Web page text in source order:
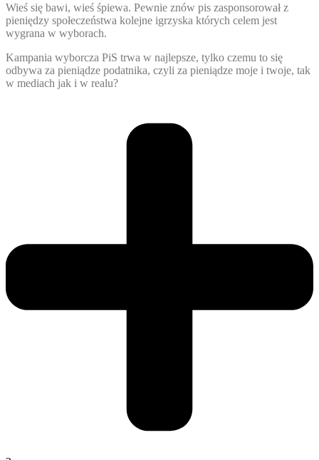
Wieś się bawi, wieś śpiewa. Pewnie znów pis zasponsorował z
pieniędzy społeczeństwa kolejne igrzyska których celem jest
wygrana w wyborach.
Kampania wyborcza PiS trwa w najlepsze, tylko czemu to się
odbywa za pieniądze podatnika, czyli za pieniądze moje i twoje, tak
w mediach jak i w realu?